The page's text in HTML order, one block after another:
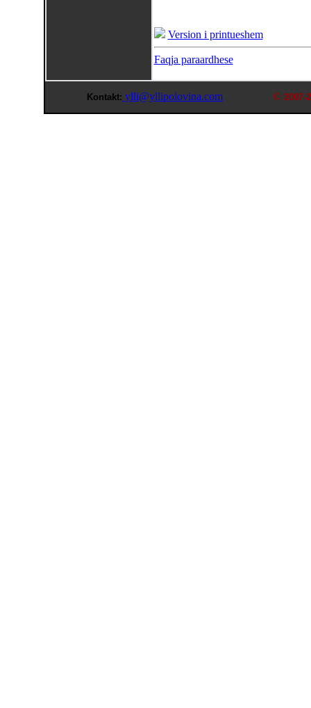
Version i printueshem
Faqja paraardhese
Kontakt: ylli@yllipolovina.com © 2007-